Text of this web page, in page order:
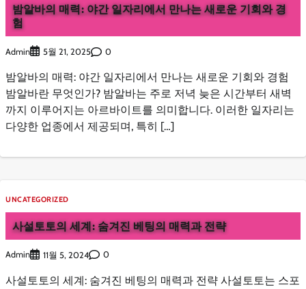
밤알바의 매력: 야간 일자리에서 만나는 새로운 기회와 경
험
Admin 5월 21, 2025 0
밤알바의 매력: 야간 일자리에서 만나는 새로운 기회와 경험
밤알바란 무엇인가? 밤알바는 주로 저녁 늦은 시간부터 새벽
까지 이루어지는 아르바이트를 의미합니다. 이러한 일자리는
다양한 업종에서 제공되며, 특히 […]
UNCATEGORIZED
사설토토의 세계: 숨겨진 베팅의 매력과 전략
Admin 11월 5, 2024 0
사설토토의 세계: 숨겨진 베팅의 매력과 전략 사설토토는 스포